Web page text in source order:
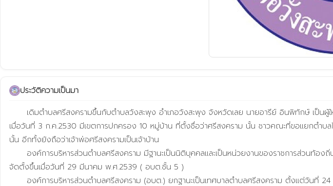
ประวัติความเป็นมา
เมื่อวันที่ 3 ก.ค.2530 มีเขตการปกครอง 10 หมู่บ้าน ที่ตั้งชื่อว่าศรีสงคราม นั้น ชาวคณะที่ขอแยกตำบล
นั้น อีกทั้งยังถือว่าเจ้าพ่อศรีสงครามเป็นเจ้าบ้าน
จัดตั้งขึ้นเมื่อวันที่ 29 มีนาคม พ.ศ.2539 ( อบต.ชั้น 5 )